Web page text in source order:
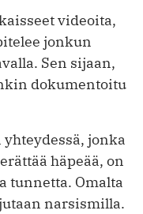
videoita,
jonkun
Sen sijaan,
dokumentoitu
jonka
häpeää, on
tunnetta. Omalta
narsismilla.